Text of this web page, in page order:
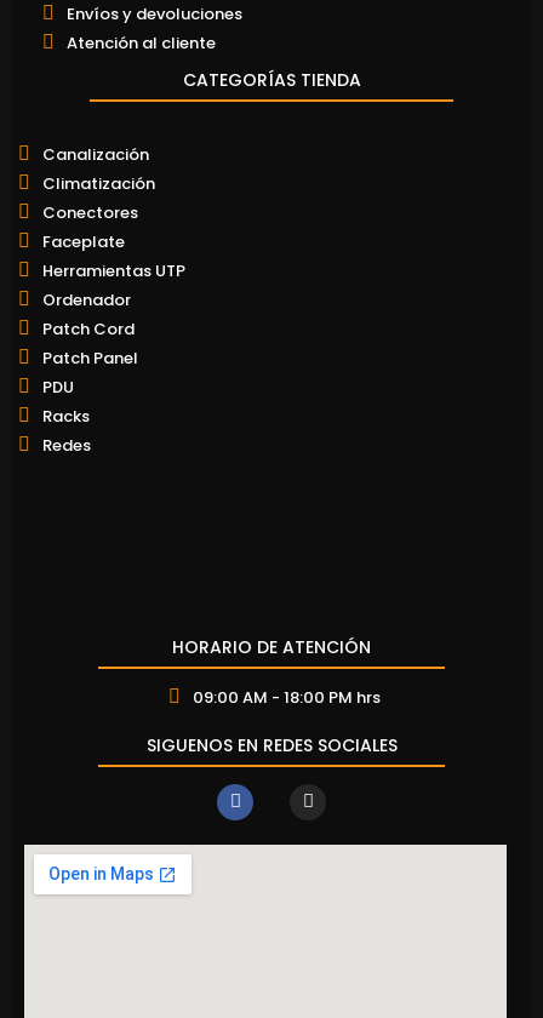
Envíos y devoluciones
Atención al cliente
CATEGORÍAS TIENDA
Canalización
Climatización
Conectores
Faceplate
Herramientas UTP
Ordenador
Patch Cord
Patch Panel
PDU
Racks
Redes
HORARIO DE ATENCIÓN
09:00 AM - 18:00 PM hrs
SIGUENOS EN REDES SOCIALES